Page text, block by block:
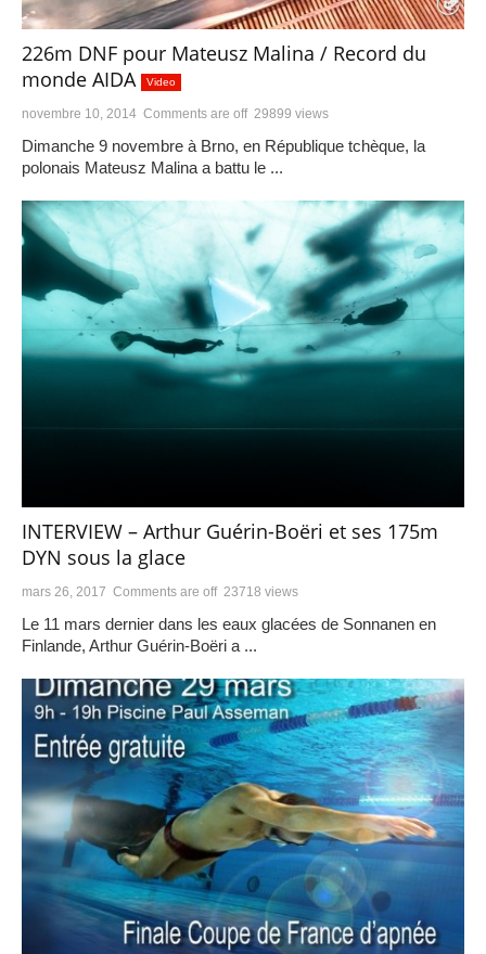
226m DNF pour Mateusz Malina / Record du
monde AIDA
Video
novembre 10, 2014 Comments are off 29899 views
Dimanche 9 novembre à Brno, en République tchèque, la
polonais Mateusz Malina a battu le ...
INTERVIEW – Arthur Guérin-Boëri et ses 175m
DYN sous la glace
mars 26, 2017 Comments are off 23718 views
Le 11 mars dernier dans les eaux glacées de Sonnanen en
Finlande, Arthur Guérin-Boëri a ...